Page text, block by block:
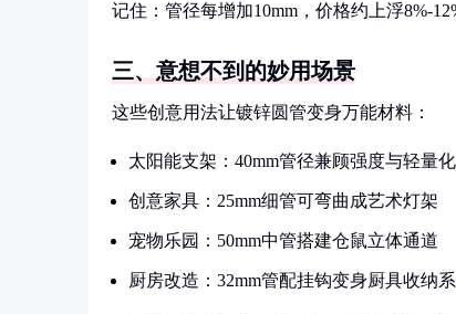
记住：管径每增加10mm，价格约上浮8%-
三、意想不到的妙用场景
这些创意用法让镀锌圆管变身万能材料：
太阳能支架：40mm管径兼顾强度与轻量化
创意家具：25mm细管可弯曲成艺术灯架
宠物乐园：50mm中管搭建仓鼠立体通道
厨房改造：32mm管配挂钩变身厨具收纳